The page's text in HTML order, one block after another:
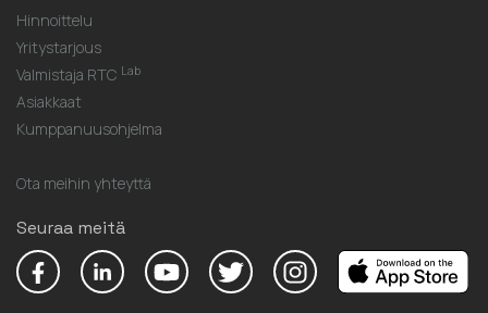
Hinnoittelu
Yritystarjous
Valmistaja RTC Lab
Asiakkaat
Kumppanuusohjelma
Ota meihin yhteyttä
Seuraa meitä